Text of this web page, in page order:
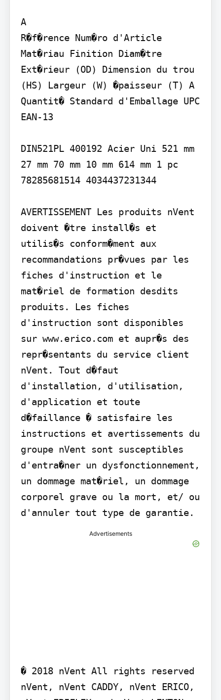
A
R�f�rence Num�ro d'Article
Mat�riau Finition Diam�tre
Ext�rieur (OD) Dimension du trou
(HS) Largeur (W) �paisseur (T) A
Quantit� Standard d'Emballage UPC
EAN-13
DIN521PL 400192 Acier Uni 521 mm
27 mm 70 mm 10 mm 614 mm 1 pc
78285681514 4034437231344
AVERTISSEMENT Les produits nVent
doivent �tre install�s et
utilis�s conform�ment aux
recommandations pr�vues par les
fiches d'instruction et le
mat�riel de formation desdits
produits. Les fiches
d'instruction sont disponibles
sur www.erico.com et aupr�s des
repr�sentants du service client
nVent. Tout d�faut
d'installation, d'utilisation,
d'application et toute
d�faillance � satisfaire les
instructions et avertissements du
groupe nVent sont susceptibles
d'entra�ner un dysfonctionnement,
un dommage mat�riel, un dommage
corporel grave ou la mort, et/ ou
d'annuler tout type de garantie.
Advertisements
� 2018 nVent All rights reserved
nVent, nVent CADDY, nVent ERICO,